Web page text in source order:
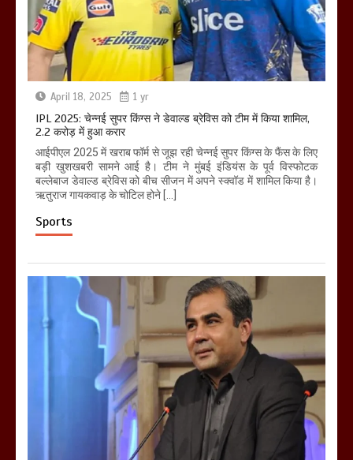
April 18, 2025 1 yr
IPL 2025: चेन्नई सुपर किंग्स ने डेवाल्ड ब्रेविस को टीम में किया शामिल,
2.2 करोड़ में हुआ करार
आईपीएल 2025 में खराब फॉर्म से जूझ रही चेन्नई सुपर किंग्स के फैंस के लिए
बड़ी खुशखबरी सामने आई है। टीम ने मुंबई इंडियंस के पूर्व विस्फोटक
बल्लेबाज डेवाल्ड ब्रेविस को बीच सीजन में अपने स्क्वॉड में शामिल किया है।
ऋतुराज गायकवाड़ के चोटिल होने […]
Sports